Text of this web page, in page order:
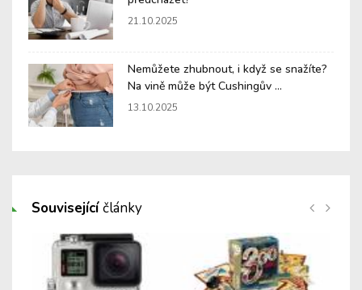
21.10.2025
Nemůžete zhubnout, i když se snažíte?
Na vině může být Cushingův ...
13.10.2025
Souvisejícíčlánky